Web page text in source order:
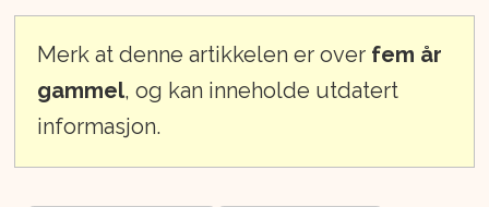
Merk at denne artikkelen er over fem år
gammel, og kan inneholde utdatert
informasjon.